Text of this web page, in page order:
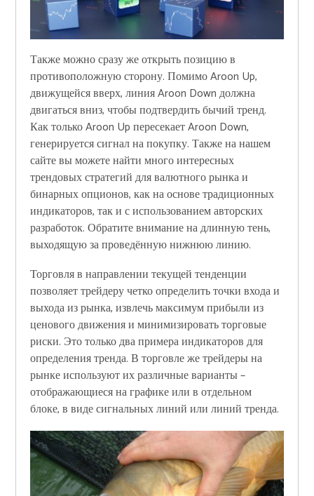
Также можно сразу же открыть позицию в
противоположную сторону. Помимо Aroon Up,
движущейся вверх, линия Aroon Down должна
двигаться вниз, чтобы подтвердить бычий тренд.
Как только Aroon Up пересекает Aroon Down,
генерируется сигнал на покупку. Также на нашем
сайте вы можете найти много интересных
трендовых стратегий для валютного рынка и
бинарных опционов, как на основе традиционных
индикаторов, так и с использованием авторских
разработок. Обратите внимание на длинную тень,
выходящую за проведённую нижнюю линию.
Торговля в направлении текущей тенденции
позволяет трейдеру четко определить точки входа и
выхода из рынка, извлечь максимум прибыли из
ценового движения и минимизировать торговые
риски. Это только два примера индикаторов для
определения тренда. В торговле же трейдеры на
рынке используют их различные варианты –
отображающиеся на графике или в отдельном
блоке, в виде сигнальных линий или линий тренда.